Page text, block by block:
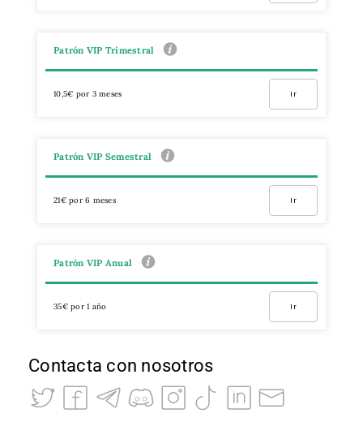
Patrón VIP Trimestral
10,5€ por 3 meses Ir
Patrón VIP Semestral
21€ por 6 meses Ir
Patrón VIP Anual
35€ por 1 año Ir
Contacta con nosotros